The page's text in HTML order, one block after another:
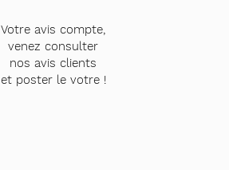
Votre avis compte,
venez consulter
nos avis clients
et poster le votre !